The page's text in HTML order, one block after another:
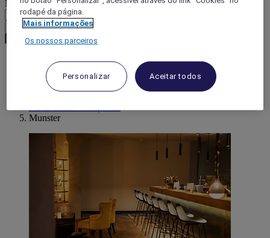
Moeda
Confirmar a moeda
World
Europe
Munster
rodapé da página.
Mais informações
Os nossos parceiros
Personalizar Aceitar todos